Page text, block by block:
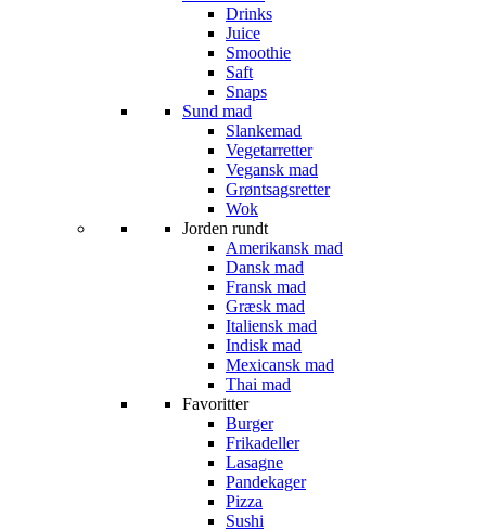
Drinks
Juice
Smoothie
Saft
Snaps
Sund mad
Slankemad
Vegetarretter
Vegansk mad
Grøntsagsretter
Wok
Jorden rundt
Amerikansk mad
Dansk mad
Fransk mad
Græsk mad
Italiensk mad
Indisk mad
Mexicansk mad
Thai mad
Favoritter
Burger
Frikadeller
Lasagne
Pandekager
Pizza
Sushi